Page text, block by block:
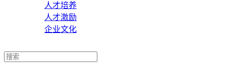
人才培养
人才激励
企业文化